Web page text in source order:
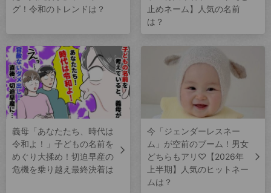
グ！令和のトレンドは？
止めネーム】人気の名前
は？
義母「あなたたち、時代は
令和よ！」子どもの名前を
めぐり大揉め！切迫早産の
危機を乗り越え最終決着は
今「ジェンダーレスネー
ム」が空前のブーム！男女
どちらもアリ♡【2026年
上半期】人気のヒットネー
ムは？